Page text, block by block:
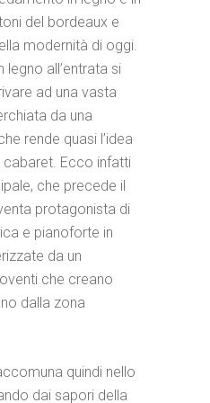
del bordeaux e
modernità di oggi.
legno all’entrata si
ad una vasta
da una
rende quasi l’idea
cabaret. Ecco infatti
che precede il
protagonista di
e pianoforte in
da un
che creano
dalla zona
quindi nello
dai sapori della